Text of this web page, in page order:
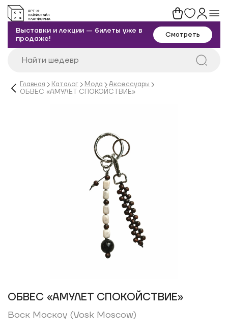
Выставки и лекции — билеты уже в
продаже!
Смотреть
Главная Каталог Мода
Аксессуары
ОБВЕС «АМУЛЕТ СПОКОЙСТВИЕ»
ОБВЕС «АМУЛЕТ СПОКОЙСТВИЕ»
Воск Москоу (Vosk Moscow)